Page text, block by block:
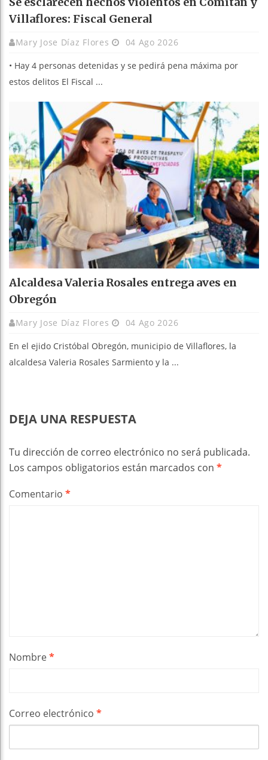
Villaflores: Fiscal General
Mary Jose Díaz Flores 04 Ago 2026
• Hay 4 personas detenidas y se pedirá pena máxima por
estos delitos El Fiscal ...
Alcaldesa Valeria Rosales entrega aves en
Obregón
Mary Jose Díaz Flores 04 Ago 2026
En el ejido Cristóbal Obregón, municipio de Villaflores, la
alcaldesa Valeria Rosales Sarmiento y la ...
DEJA UNA RESPUESTA
Tu dirección de correo electrónico no será publicada.
Los campos obligatorios están marcados con *
Comentario *
Nombre*
Correo electrónico *